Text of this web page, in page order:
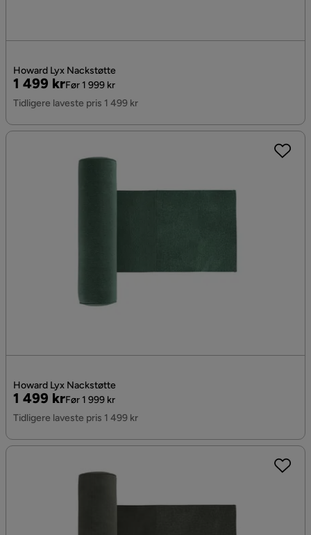
Howard Lyx Nackstøtte
Pris
1 499 kr
Original
Pris
Før 1 999 kr
Tidligere laveste pris 1 499 kr
Howard Lyx Nackstøtte
Pris
1 499 kr
Original
Pris
Før 1 999 kr
Tidligere laveste pris 1 499 kr